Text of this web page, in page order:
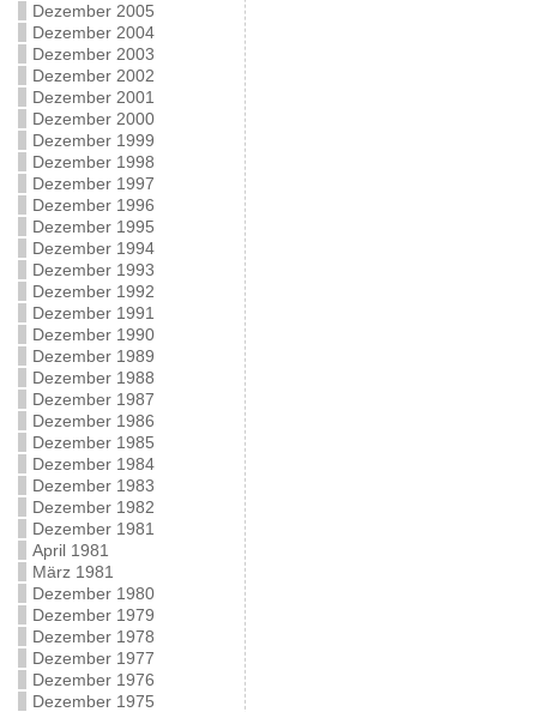
Dezember 2005
Dezember 2004
Dezember 2003
Dezember 2002
Dezember 2001
Dezember 2000
Dezember 1999
Dezember 1998
Dezember 1997
Dezember 1996
Dezember 1995
Dezember 1994
Dezember 1993
Dezember 1992
Dezember 1991
Dezember 1990
Dezember 1989
Dezember 1988
Dezember 1987
Dezember 1986
Dezember 1985
Dezember 1984
Dezember 1983
Dezember 1982
Dezember 1981
April 1981
März 1981
Dezember 1980
Dezember 1979
Dezember 1978
Dezember 1977
Dezember 1976
Dezember 1975